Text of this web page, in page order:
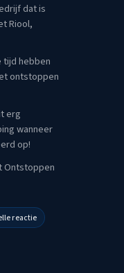
dat is
Riool,
tijd hebben
ontstoppen
erg
wanneer
op!
Ontstoppen
reactie